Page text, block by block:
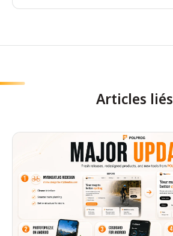
Articles liés